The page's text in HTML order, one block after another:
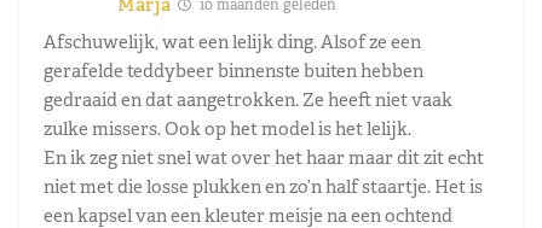
10 maanden geleden
Afschuwelijk, wat een lelijk ding. Alsof ze een
gerafelde teddybeer binnenste buiten hebben
gedraaid en dat aangetrokken. Ze heeft niet vaak
zulke missers. Ook op het model is het lelijk.
En ik zeg niet snel wat over het haar maar dit zit echt
niet met die losse plukken en zo’n half staartje. Het is
een kapsel van een kleuter meisje na een ochtend